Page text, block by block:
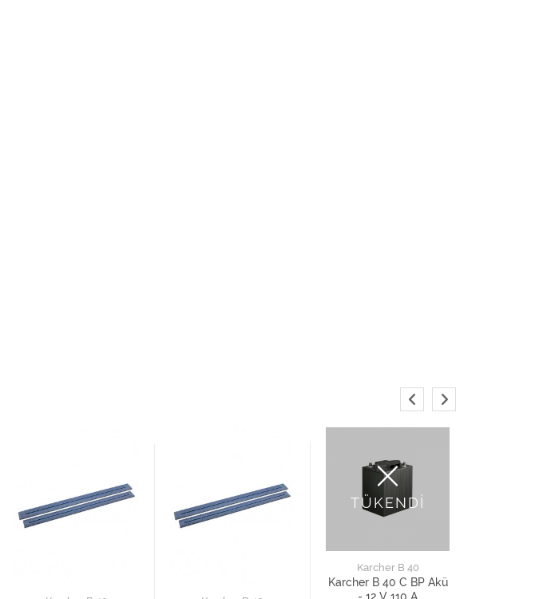
TÜKENDİ
Karcher B 40
Karcher B 40 C BP Akü
- 12 V 110 A